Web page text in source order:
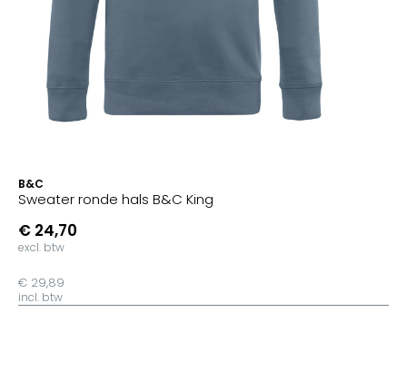
B&C
Sweater ronde hals B&C King
€ 24,70
excl. btw
€ 29,89
incl. btw